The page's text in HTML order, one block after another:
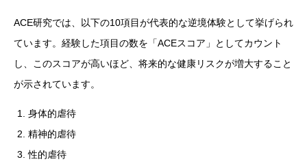
ACE研究では、以下の10項目が代表的な逆境体験として挙げられ
ています。経験した項目の数を「ACEスコア」としてカウント
し、このスコアが高いほど、将来的な健康リスクが増大すること
が示されています。
身体的虐待
精神的虐待
性的虐待